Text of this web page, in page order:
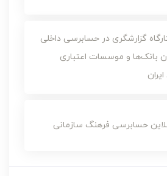
گزارشگری در حسابرسی داخلی
بانک‌ها و موسسات اعتباری
حسابرسی فرهنگ سازمانی